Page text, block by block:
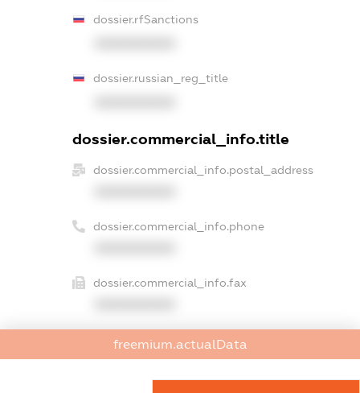
dossier.rfSanctions
dossier.russian_reg_title
dossier.commercial_info.title
dossier.commercial_info.postal_address
dossier.commercial_info.phone
dossier.commercial_info.fax
dossier.commercial_info.email
XXXXXXXXXX
freemium.actualData